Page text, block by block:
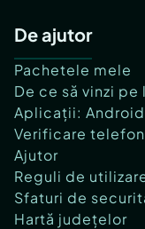
De ajutor
Pachetele mele
De ce să vinzi pe
Aplicații: Android
Verificare telefon
Ajutor
Reguli de
Sfaturi de
Hartă județelor